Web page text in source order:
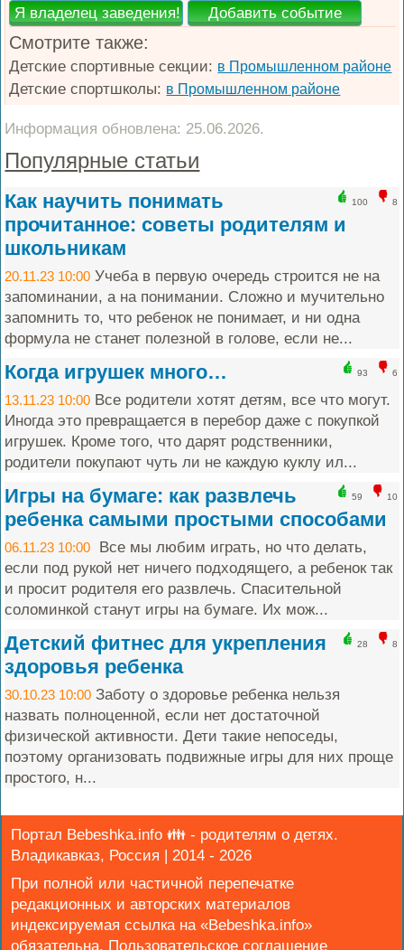
Смотрите также:
Детские спортивные секции: в Промышленном районе
Детские спортшколы: в Промышленном районе
Информация обновлена: 25.06.2026.
Популярные статьи
100 8
Как научить понимать
прочитанное: советы родителям и
школьникам
20.11.23 10:00 Учеба в первую очередь строится не на
запоминании, а на понимании. Сложно и мучительно
запомнить то, что ребенок не понимает, и ни одна
формула не станет полезной в голове, если не...
93 6
Когда игрушек много…
13.11.23 10:00 Все родители хотят детям, все что могут.
Иногда это превращается в перебор даже с покупкой
игрушек. Кроме того, что дарят родственники,
родители покупают чуть ли не каждую куклу ил...
59 10
Игры на бумаге: как развлечь
ребенка самыми простыми способами
06.11.23 10:00 Все мы любим играть, но что делать,
если под рукой нет ничего подходящего, а ребенок так
и просит родителя его развлечь. Спасительной
соломинкой станут игры на бумаге. Их мож...
28 8
Детский фитнес для укрепления
здоровья ребенка
30.10.23 10:00 Заботу о здоровье ребенка нельзя
назвать полноценной, если нет достаточной
физической активности. Дети такие непоседы,
поэтому организовать подвижные игры для них проще
простого, н...
Портал Bebeshka.info 👪 - родителям о детях.
Владикавказ, Россия | 2014 - 2026
При полной или частичной перепечатке
редакционных и авторских материалов
индексируемая ссылка на «Bebeshka.info»
обязательна.